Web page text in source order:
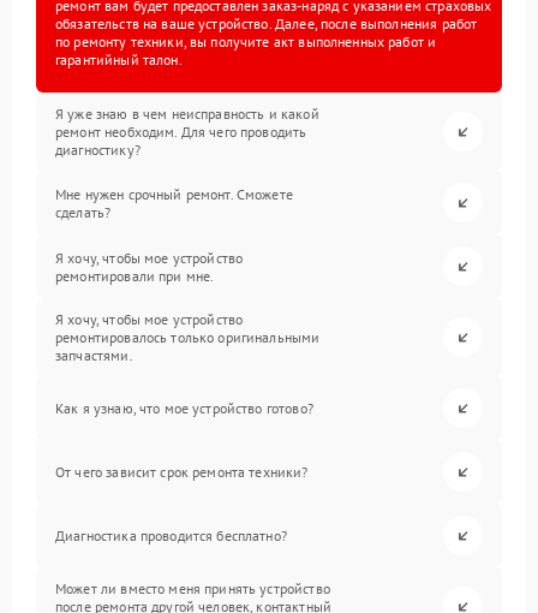
ремонт вам будет предоставлен заказ-наряд с указанием страховых
обязательств на ваше устройство. Далее, после выполнения работ
по ремонту техники, вы получите акт выполненных работ и
гарантийный талон.
Я уже знаю в чем неисправность и какой
ремонт необходим. Для чего проводить
диагностику?
Мне нужен срочный ремонт. Сможете
сделать?
Я хочу, чтобы мое устройство
ремонтировали при мне.
Я хочу, чтобы мое устройство
ремонтировалось только оригинальными
запчастями.
Как я узнаю, что мое устройство готово?
От чего зависит срок ремонта техники?
Диагностика проводится бесплатно?
Может ли вместо меня принять устройство
после ремонта другой человек, контактный